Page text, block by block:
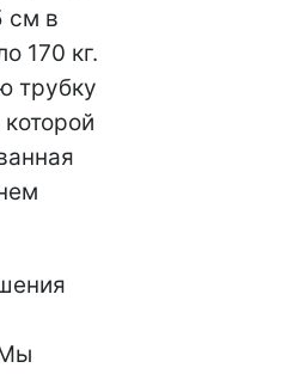
см в
170 кг.
трубку